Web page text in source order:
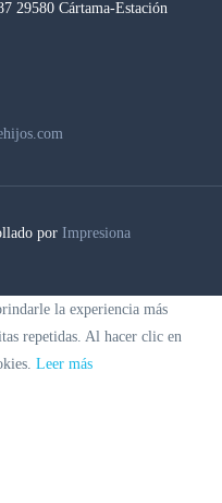
29580 Cártama-Estación
por Impresiona
la experiencia más
repetidas. Al hacer clic en
Leer más